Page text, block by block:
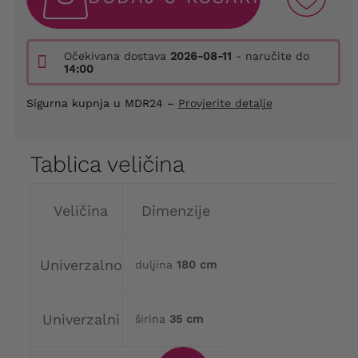
Očekivana dostava 2026-08-11 - naručite do
14:00
Sigurna kupnja u MDR24 – Provjerite detalje
Tablica veličina
Veličina Dimenzije
Univerzalno duljina 180 cm
Univerzalni širina 35 cm